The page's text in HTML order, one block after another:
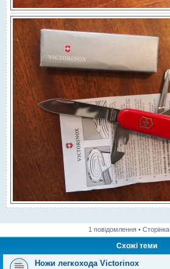
1 повідомлення • Сторінка
Схожі теми
Ножи легкохода Victorinox